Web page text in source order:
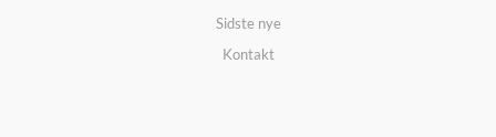
Sidste nye
Kontakt